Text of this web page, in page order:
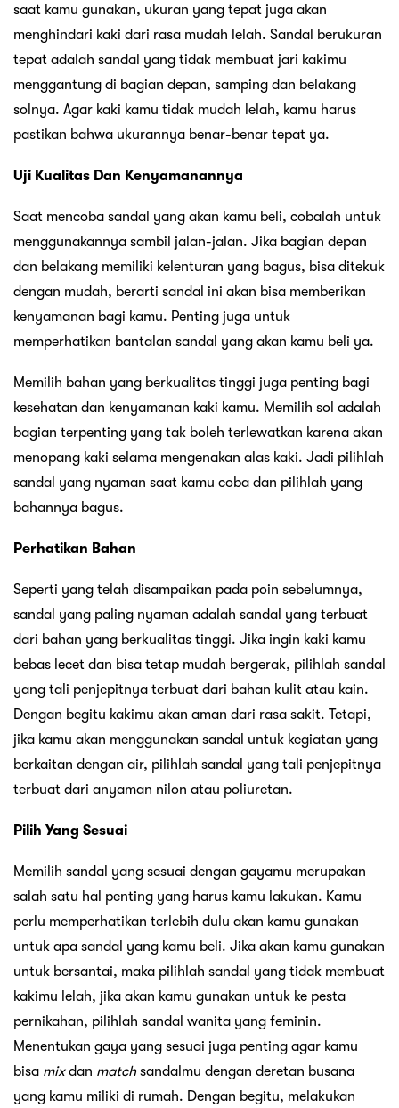
saat kamu gunakan, ukuran yang tepat juga akan
menghindari kaki dari rasa mudah lelah. Sandal berukuran
tepat adalah sandal yang tidak membuat jari kakimu
menggantung di bagian depan, samping dan belakang
solnya. Agar kaki kamu tidak mudah lelah, kamu harus
pastikan bahwa ukurannya benar-benar tepat ya.
Uji Kualitas Dan Kenyamanannya
Saat mencoba sandal yang akan kamu beli, cobalah untuk
menggunakannya sambil jalan-jalan. Jika bagian depan
dan belakang memiliki kelenturan yang bagus, bisa ditekuk
dengan mudah, berarti sandal ini akan bisa memberikan
kenyamanan bagi kamu. Penting juga untuk
memperhatikan bantalan sandal yang akan kamu beli ya.
Memilih bahan yang berkualitas tinggi juga penting bagi
kesehatan dan kenyamanan kaki kamu. Memilih sol adalah
bagian terpenting yang tak boleh terlewatkan karena akan
menopang kaki selama mengenakan alas kaki. Jadi pilihlah
sandal yang nyaman saat kamu coba dan pilihlah yang
bahannya bagus.
Perhatikan Bahan
Seperti yang telah disampaikan pada poin sebelumnya,
sandal yang paling nyaman adalah sandal yang terbuat
dari bahan yang berkualitas tinggi. Jika ingin kaki kamu
bebas lecet dan bisa tetap mudah bergerak, pilihlah sandal
yang tali penjepitnya terbuat dari bahan kulit atau kain.
Dengan begitu kakimu akan aman dari rasa sakit. Tetapi,
jika kamu akan menggunakan sandal untuk kegiatan yang
berkaitan dengan air, pilihlah sandal yang tali penjepitnya
terbuat dari anyaman nilon atau poliuretan.
Pilih Yang Sesuai
Memilih sandal yang sesuai dengan gayamu merupakan
salah satu hal penting yang harus kamu lakukan. Kamu
perlu memperhatikan terlebih dulu akan kamu gunakan
untuk apa sandal yang kamu beli. Jika akan kamu gunakan
untuk bersantai, maka pilihlah sandal yang tidak membuat
kakimu lelah, jika akan kamu gunakan untuk ke pesta
pernikahan, pilihlah sandal wanita yang feminin.
Menentukan gaya yang sesuai juga penting agar kamu
bisa mixdan matchsandalmu dengan deretan busana
yang kamu miliki di rumah. Dengan begitu, melakukan